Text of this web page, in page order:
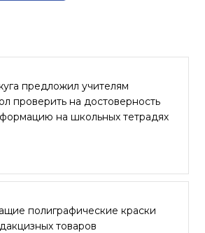
предложил учителям
проверить на достоверность
на школьных тетрадях
полиграфические краски
товаров